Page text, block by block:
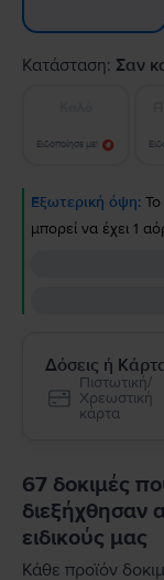
Κατάσταση: Σαν
Ειδοποίησε με!
Εξωτερική όψη: Το
μπορεί να έχει 1
Δόσεις ή
Πιστωτική/
Χρεωστική
κάρτα
67 δοκιμές
διεξήχθησαν
ειδικούς μας
Κάθε προϊόν